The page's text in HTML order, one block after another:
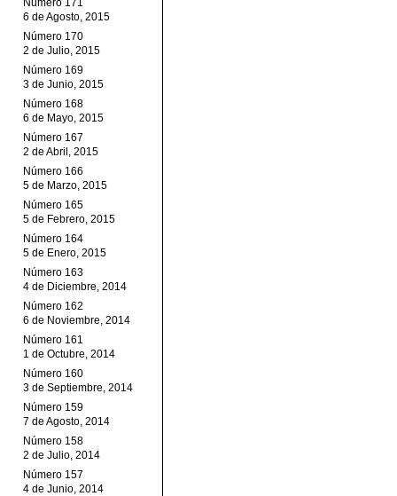
Número 171
6 de Agosto, 2015
Número 170
2 de Julio, 2015
Número 169
3 de Junio, 2015
Número 168
6 de Mayo, 2015
Número 167
2 de Abril, 2015
Número 166
5 de Marzo, 2015
Número 165
5 de Febrero, 2015
Número 164
5 de Enero, 2015
Número 163
4 de Diciembre, 2014
Número 162
6 de Noviembre, 2014
Número 161
1 de Octubre, 2014
Número 160
3 de Septiembre, 2014
Número 159
7 de Agosto, 2014
Número 158
2 de Julio, 2014
Número 157
4 de Junio, 2014